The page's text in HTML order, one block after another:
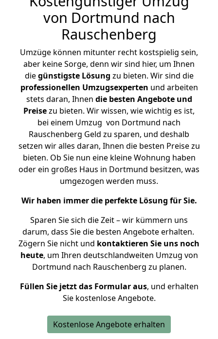
von Dortmund nach
Rauschenberg
Umzüge können mitunter recht kostspielig sein,
aber keine Sorge, denn wir sind hier, um Ihnen
diegünstigste Lösung zu bieten. Wir sind die
professionellen Umzugsexperten und arbeiten
stets daran, Ihnen die besten Angebote und
Preisezu bieten. Wir wissen, wie wichtig es ist,
bei einem Umzug von Dortmund nach
Rauschenberg Geld zu sparen, und deshalb
setzen wir alles daran, Ihnen die besten Preise zu
bieten. Ob Sie nun eine kleine Wohnung haben
oder ein großes Haus in Dortmund besitzen, was
umgezogen werden muss.
Wir haben immer die perfekte Lösung für Sie.
Sparen Sie sich die Zeit – wir kümmern uns
darum, dass Sie die besten Angebote erhalten.
Zögern Sie nicht und kontaktieren Sie uns noch
heute, um Ihren deutschlandweiten Umzug von
Dortmund nach Rauschenberg zu planen.
Füllen Sie jetzt das Formular aus, und erhalten
Sie kostenlose Angebote.
Kostenlose Angebote erhalten